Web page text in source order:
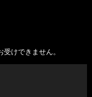
けできません。